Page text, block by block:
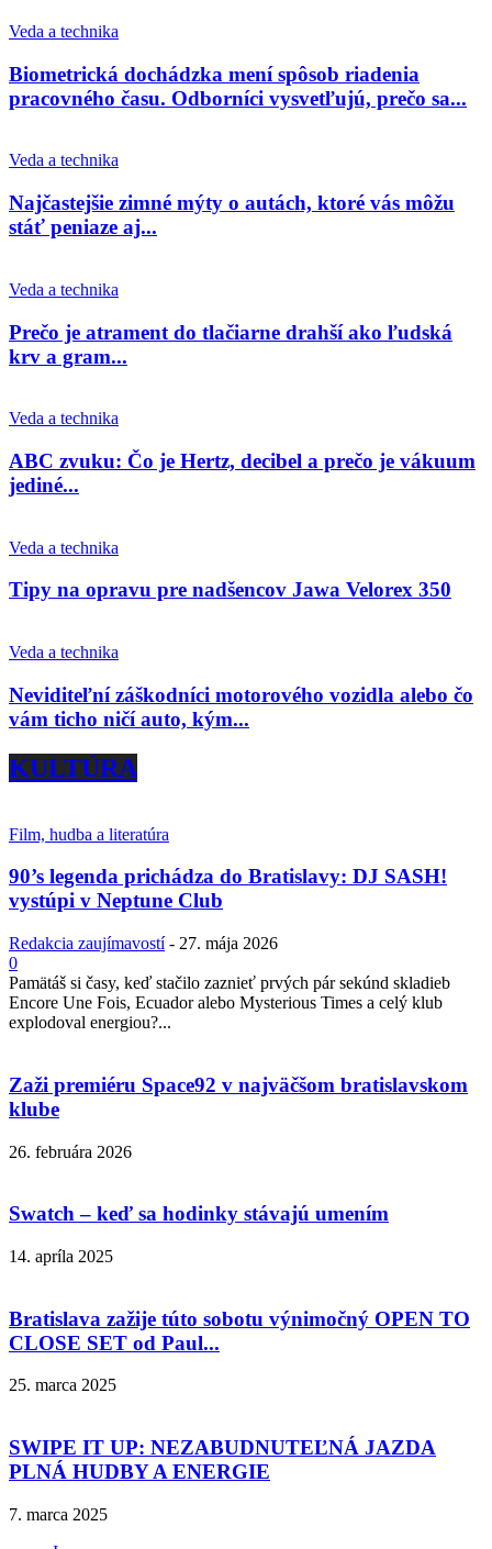
Veda a technika
Biometrická dochádzka mení spôsob riadenia
pracovného času. Odborníci vysvetľujú, prečo sa...
Veda a technika
Najčastejšie zimné mýty o autách, ktoré vás môžu
stáť peniaze aj...
Veda a technika
Prečo je atrament do tlačiarne drahší ako ľudská
krv a gram...
Veda a technika
ABC zvuku: Čo je Hertz, decibel a prečo je vákuum
jediné...
Veda a technika
Tipy na opravu pre nadšencov Jawa Velorex 350
Veda a technika
Neviditeľní záškodníci motorového vozidla alebo čo
vám ticho ničí auto, kým...
KULTÚRA
Film, hudba a literatúra
90’s legenda prichádza do Bratislavy: DJ SASH!
vystúpi v Neptune Club
Redakcia zaujímavostí - 27. mája 2026
0
Pamätáš si časy, keď stačilo zaznieť prvých pár sekúnd skladieb
Encore Une Fois, Ecuador alebo Mysterious Times a celý klub
explodoval energiou?...
Zaži premiéru Space92 v najväčšom bratislavskom
klube
26. februára 2026
Swatch – keď sa hodinky stávajú umením
14. apríla 2025
Bratislava zažije túto sobotu výnimočný OPEN TO
CLOSE SET od Paul...
25. marca 2025
SWIPE IT UP: NEZABUDNUTEĽNÁ JAZDA
PLNÁ HUDBY A ENERGIE
7. marca 2025